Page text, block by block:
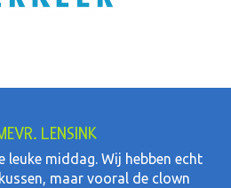
LENSINK
leuke middag. Wij hebben echt
maar vooral de clown